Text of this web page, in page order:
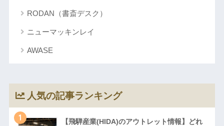
RODAN（書斎デスク）
ニューマッキンレイ
AWASE
人気の記事ランキング
1
【飛騨産業(HIDA)のアウトレット情報】どれ